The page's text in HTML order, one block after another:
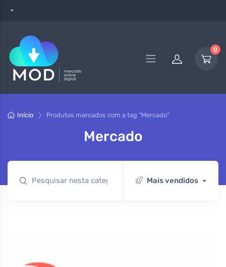
0
Início Produtos marcados com a tag “Mercado”
Mercado
Mais vendidos